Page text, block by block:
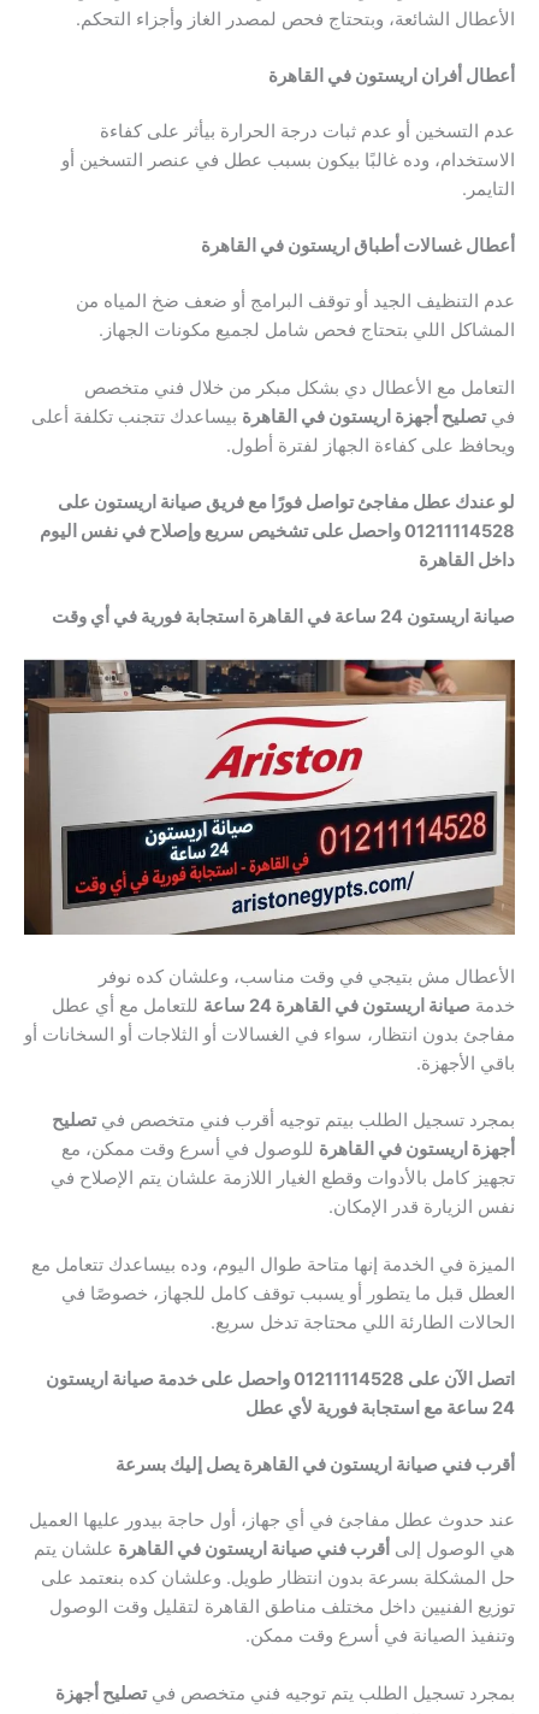
الأعطال الشائعة، وبتحتاج فحص لمصدر الغاز وأجزاء التحكم.
أعطال أفران اريستون في القاهرة
عدم التسخين أو عدم ثبات درجة الحرارة بيأثر على كفاءة
الاستخدام، وده غالبًا بيكون بسبب عطل في عنصر التسخين أو
التايمر.
أعطال غسالات أطباق اريستون في القاهرة
عدم التنظيف الجيد أو توقف البرامج أو ضعف ضخ المياه من
المشاكل اللي بتحتاج فحص شامل لجميع مكونات الجهاز.
التعامل مع الأعطال دي بشكل مبكر من خلال فني متخصص
فيتصليح أجهزة اريستون في القاهرة بيساعدك تتجنب تكلفة أعلى
ويحافظ على كفاءة الجهاز لفترة أطول.
لو عندك عطل مفاجئ تواصل فورًا مع فريق صيانة اريستون على
01211114528 واحصل على تشخيص سريع وإصلاح في نفس اليوم
داخل القاهرة
صيانة اريستون 24 ساعة في القاهرة استجابة فورية في أي وقت
الأعطال مش بتيجي في وقت مناسب، وعلشان كده نوفر
خدمة صيانة اريستون في القاهرة 24 ساعة
للتعامل مع أي عطل
مفاجئ بدون انتظار، سواء في الغسالات أو الثلاجات أو السخانات أو
باقي الأجهزة.
بمجرد تسجيل الطلب بيتم توجيه أقرب فني متخصص فيتصليح
أجهزة اريستون في القاهرة للوصول في أسرع وقت ممكن، مع
تجهيز كامل بالأدوات وقطع الغيار اللازمة علشان يتم الإصلاح في
نفس الزيارة قدر الإمكان.
الميزة في الخدمة إنها متاحة طوال اليوم، وده بيساعدك تتعامل مع
العطل قبل ما يتطور أو يسبب توقف كامل للجهاز، خصوصًا في
الحالات الطارئة اللي محتاجة تدخل سريع.
اتصل الآن على 01211114528 واحصل على خدمة صيانة اريستون
24 ساعة مع استجابة فورية لأي عطل
أقرب فني صيانة اريستون في القاهرة يصل إليك بسرعة
عند حدوث عطل مفاجئ في أي جهاز، أول حاجة بيدور عليها العميل
هي الوصول إلى أقرب فني صيانة اريستون في القاهرة علشان يتم
حل المشكلة بسرعة بدون انتظار طويل. وعلشان كده بنعتمد على
توزيع الفنيين داخل مختلف مناطق القاهرة لتقليل وقت الوصول
وتنفيذ الصيانة في أسرع وقت ممكن.
بمجرد تسجيل الطلب يتم توجيه فني متخصص فيتصليح أجهزة